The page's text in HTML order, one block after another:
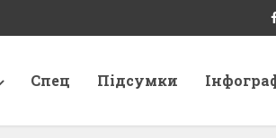
Спец Підсумки